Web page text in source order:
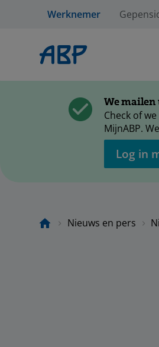
Werknemer
We mailen
Check of
MijnABP.
Log in
Nieuws en pers